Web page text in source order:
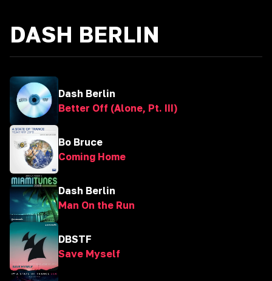
DASH BERLIN
Dash Berlin
Better Off (Alone, Pt. III)
Bo Bruce
Coming Home
Dash Berlin
Man On the Run
DBSTF
Save Myself